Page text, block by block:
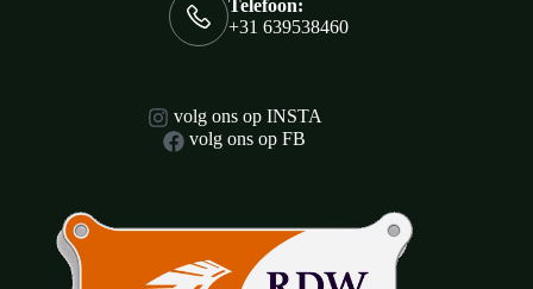
Telefoon:
+31 639538460
volg ons op INSTA
volg ons op FB